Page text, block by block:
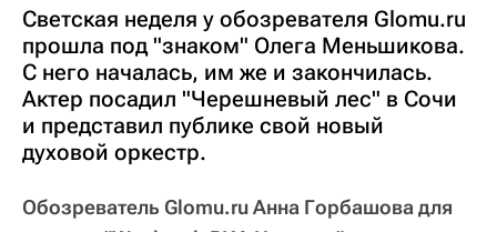
Светская неделя у обозревателя Glomu.ru
прошла под "знаком" Олега Меньшикова.
С него началась, им же и закончилась.
Актер посадил "Черешневый лес" в Сочи
и представил публике свой новый
духовой оркестр.
Обозреватель Glomu.ru Анна Горбашова для